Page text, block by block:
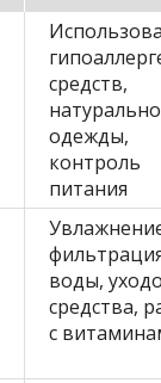
средств,
одежды,
контроль
питания
воды,
средства,
с